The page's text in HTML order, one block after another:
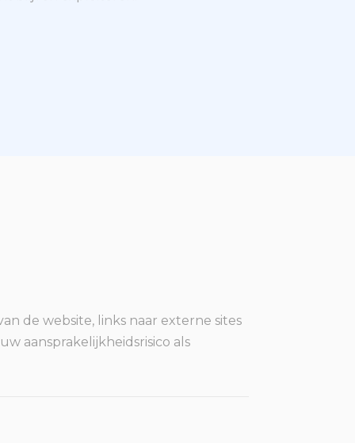
de website, links naar externe sites
aansprakelijkheidsrisico als